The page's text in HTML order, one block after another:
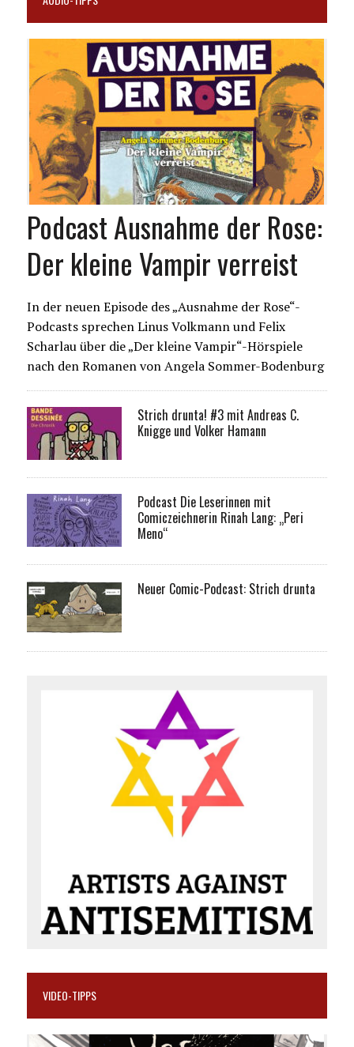
Podcast Ausnahme der Rose:
Der kleine Vampir verreist
In der neuen Episode des „Ausnahme der Rose“-
Podcasts sprechen Linus Volkmann und Felix
Scharlau über die „Der kleine Vampir“-Hörspiele
nach den Romanen von Angela Sommer-Bodenburg
Strich drunta! #3 mit Andreas C.
Knigge und Volker Hamann
Podcast Die Leserinnen mit
Comiczeichnerin Rinah Lang: „Peri
Meno“
Neuer Comic-Podcast: Strich drunta
VIDEO-TIPPS